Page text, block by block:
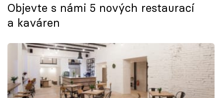
Objevte s námi 5 nových restaurací
a kaváren